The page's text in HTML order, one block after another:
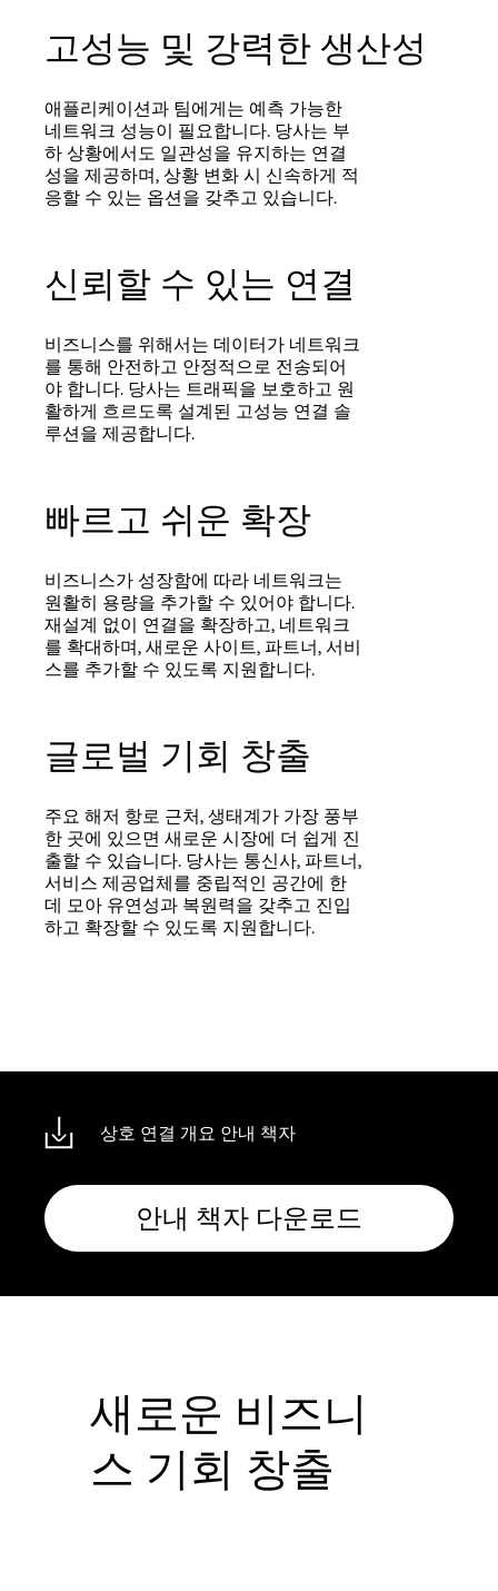
고성능 및 강력한 생산성
애플리케이션과 팀에게는 예측 가능한
네트워크 성능이 필요합니다. 당사는 부
하 상황에서도 일관성을 유지하는 연결
성을 제공하며, 상황 변화 시 신속하게 적
응할 수 있는 옵션을 갖추고 있습니다.
신뢰할 수 있는 연결
비즈니스를 위해서는 데이터가 네트워크
를 통해 안전하고 안정적으로 전송되어
야 합니다. 당사는 트래픽을 보호하고 원
활하게 흐르도록 설계된 고성능 연결 솔
루션을 제공합니다.
빠르고 쉬운 확장
비즈니스가 성장함에 따라 네트워크는
원활히 용량을 추가할 수 있어야 합니다.
재설계 없이 연결을 확장하고, 네트워크
를 확대하며, 새로운 사이트, 파트너, 서비
스를 추가할 수 있도록 지원합니다.
글로벌 기회 창출
주요 해저 항로 근처, 생태계가 가장 풍부
한 곳에 있으면 새로운 시장에 더 쉽게 진
출할 수 있습니다. 당사는 통신사, 파트너,
서비스 제공업체를 중립적인 공간에 한
데 모아 유연성과 복원력을 갖추고 진입
하고 확장할 수 있도록 지원합니다.
상호 연결 개요 안내 책자
안내 책자 다운로드
새로운 비즈니
스 기회 창출